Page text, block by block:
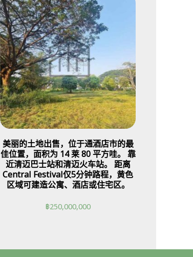
美丽的土地出售，位于通酒店市的最
佳位置，面积为 14 莱 80 平方哇。 靠
近清迈巴士站和清迈火车站。 距离
Central Festival仅5分钟路程，黄色
区域可建造公寓、酒店或住宅区。
฿250,000,000